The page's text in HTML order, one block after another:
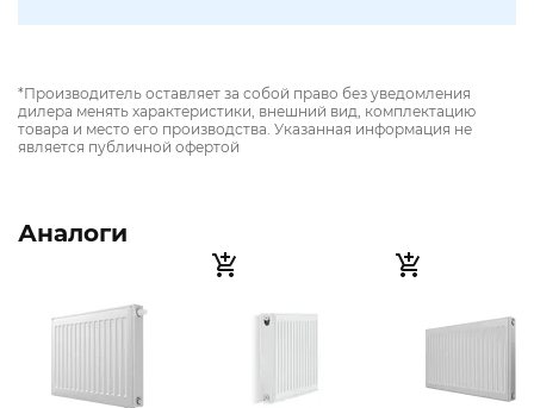
*Производитель оставляет за собой право без уведомления
дилера менять характеристики, внешний вид, комплектацию
товара и место его производства. Указанная информация не
является публичной офертой
Аналоги